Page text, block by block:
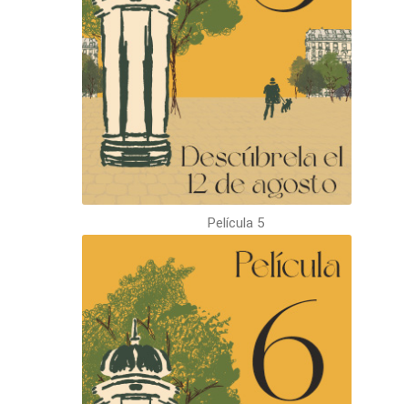
Película 5